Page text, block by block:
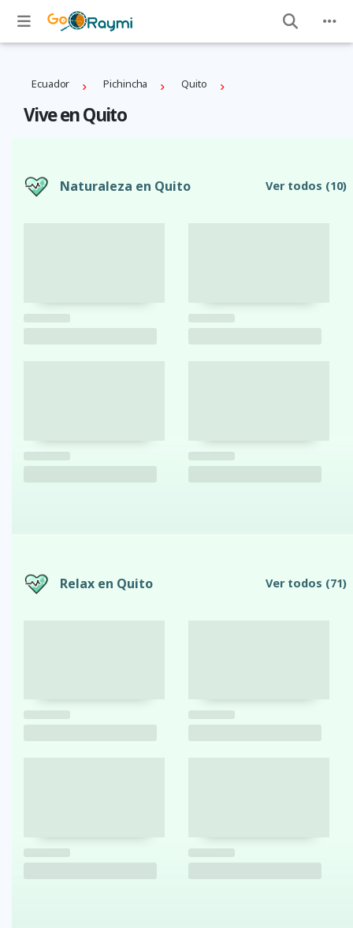
Ecuador Pichincha Quito
Vive en Quito
Naturaleza en Quito Ver todos (10)
Relax en Quito Ver todos (71)